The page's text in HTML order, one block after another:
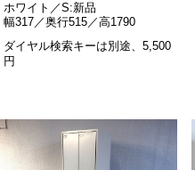
ホワイト／S:新品
幅317／奥行515／高1790
ダイヤル検索キーは別途、5,500
円